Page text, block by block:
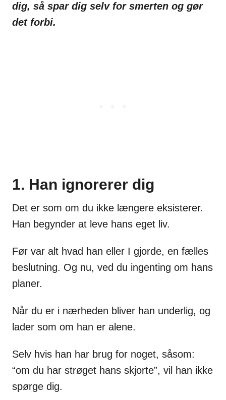
dig, så spar dig selv for smerten og gør
det forbi.
1. Han ignorerer dig
Det er som om du ikke længere eksisterer.
Han begynder at leve hans eget liv.
Før var alt hvad han eller I gjorde, en fælles
beslutning. Og nu, ved du ingenting om hans
planer.
Når du er i nærheden bliver han underlig, og
lader som om han er alene.
Selv hvis han har brug for noget, såsom:
“om du har strøget hans skjorte”, vil han ikke
spørge dig.